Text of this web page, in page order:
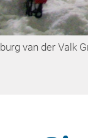
van der Valk